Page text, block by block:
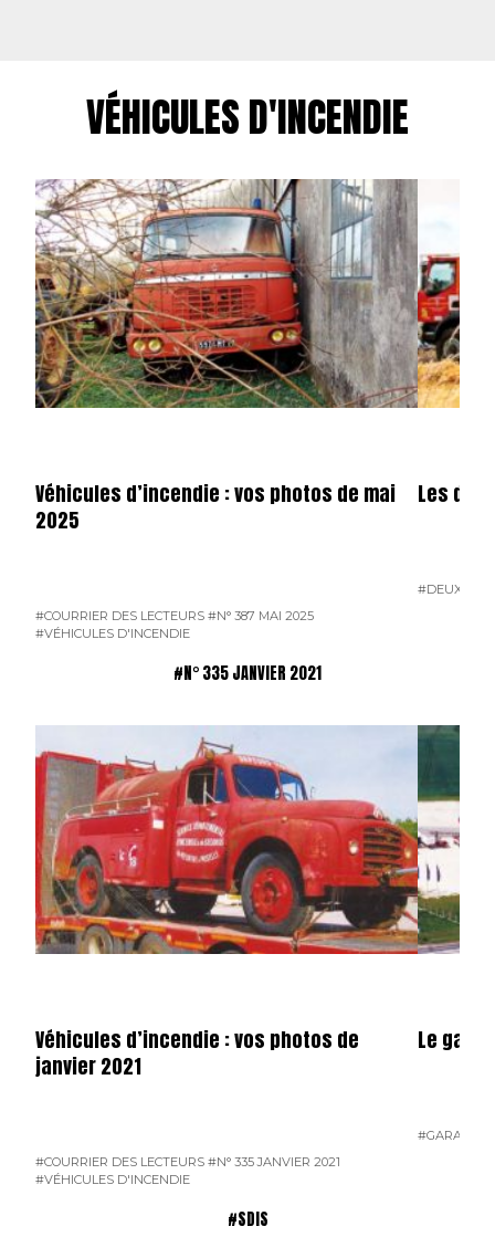
VÉHICULES D'INCENDIE
Véhicules d’incendie : vos photos de mai
2025
#COURRIER DES LECTEURS #N° 387 MAI 2025
#VÉHICULES D'INCENDIE
Les
#DEUX-
#N° 335 JANVIER 2021
Véhicules d’incendie : vos photos de
janvier 2021
#COURRIER DES LECTEURS #N° 335 JANVIER 2021
#VÉHICULES D'INCENDIE
Le
#GARAGE
#SDIS